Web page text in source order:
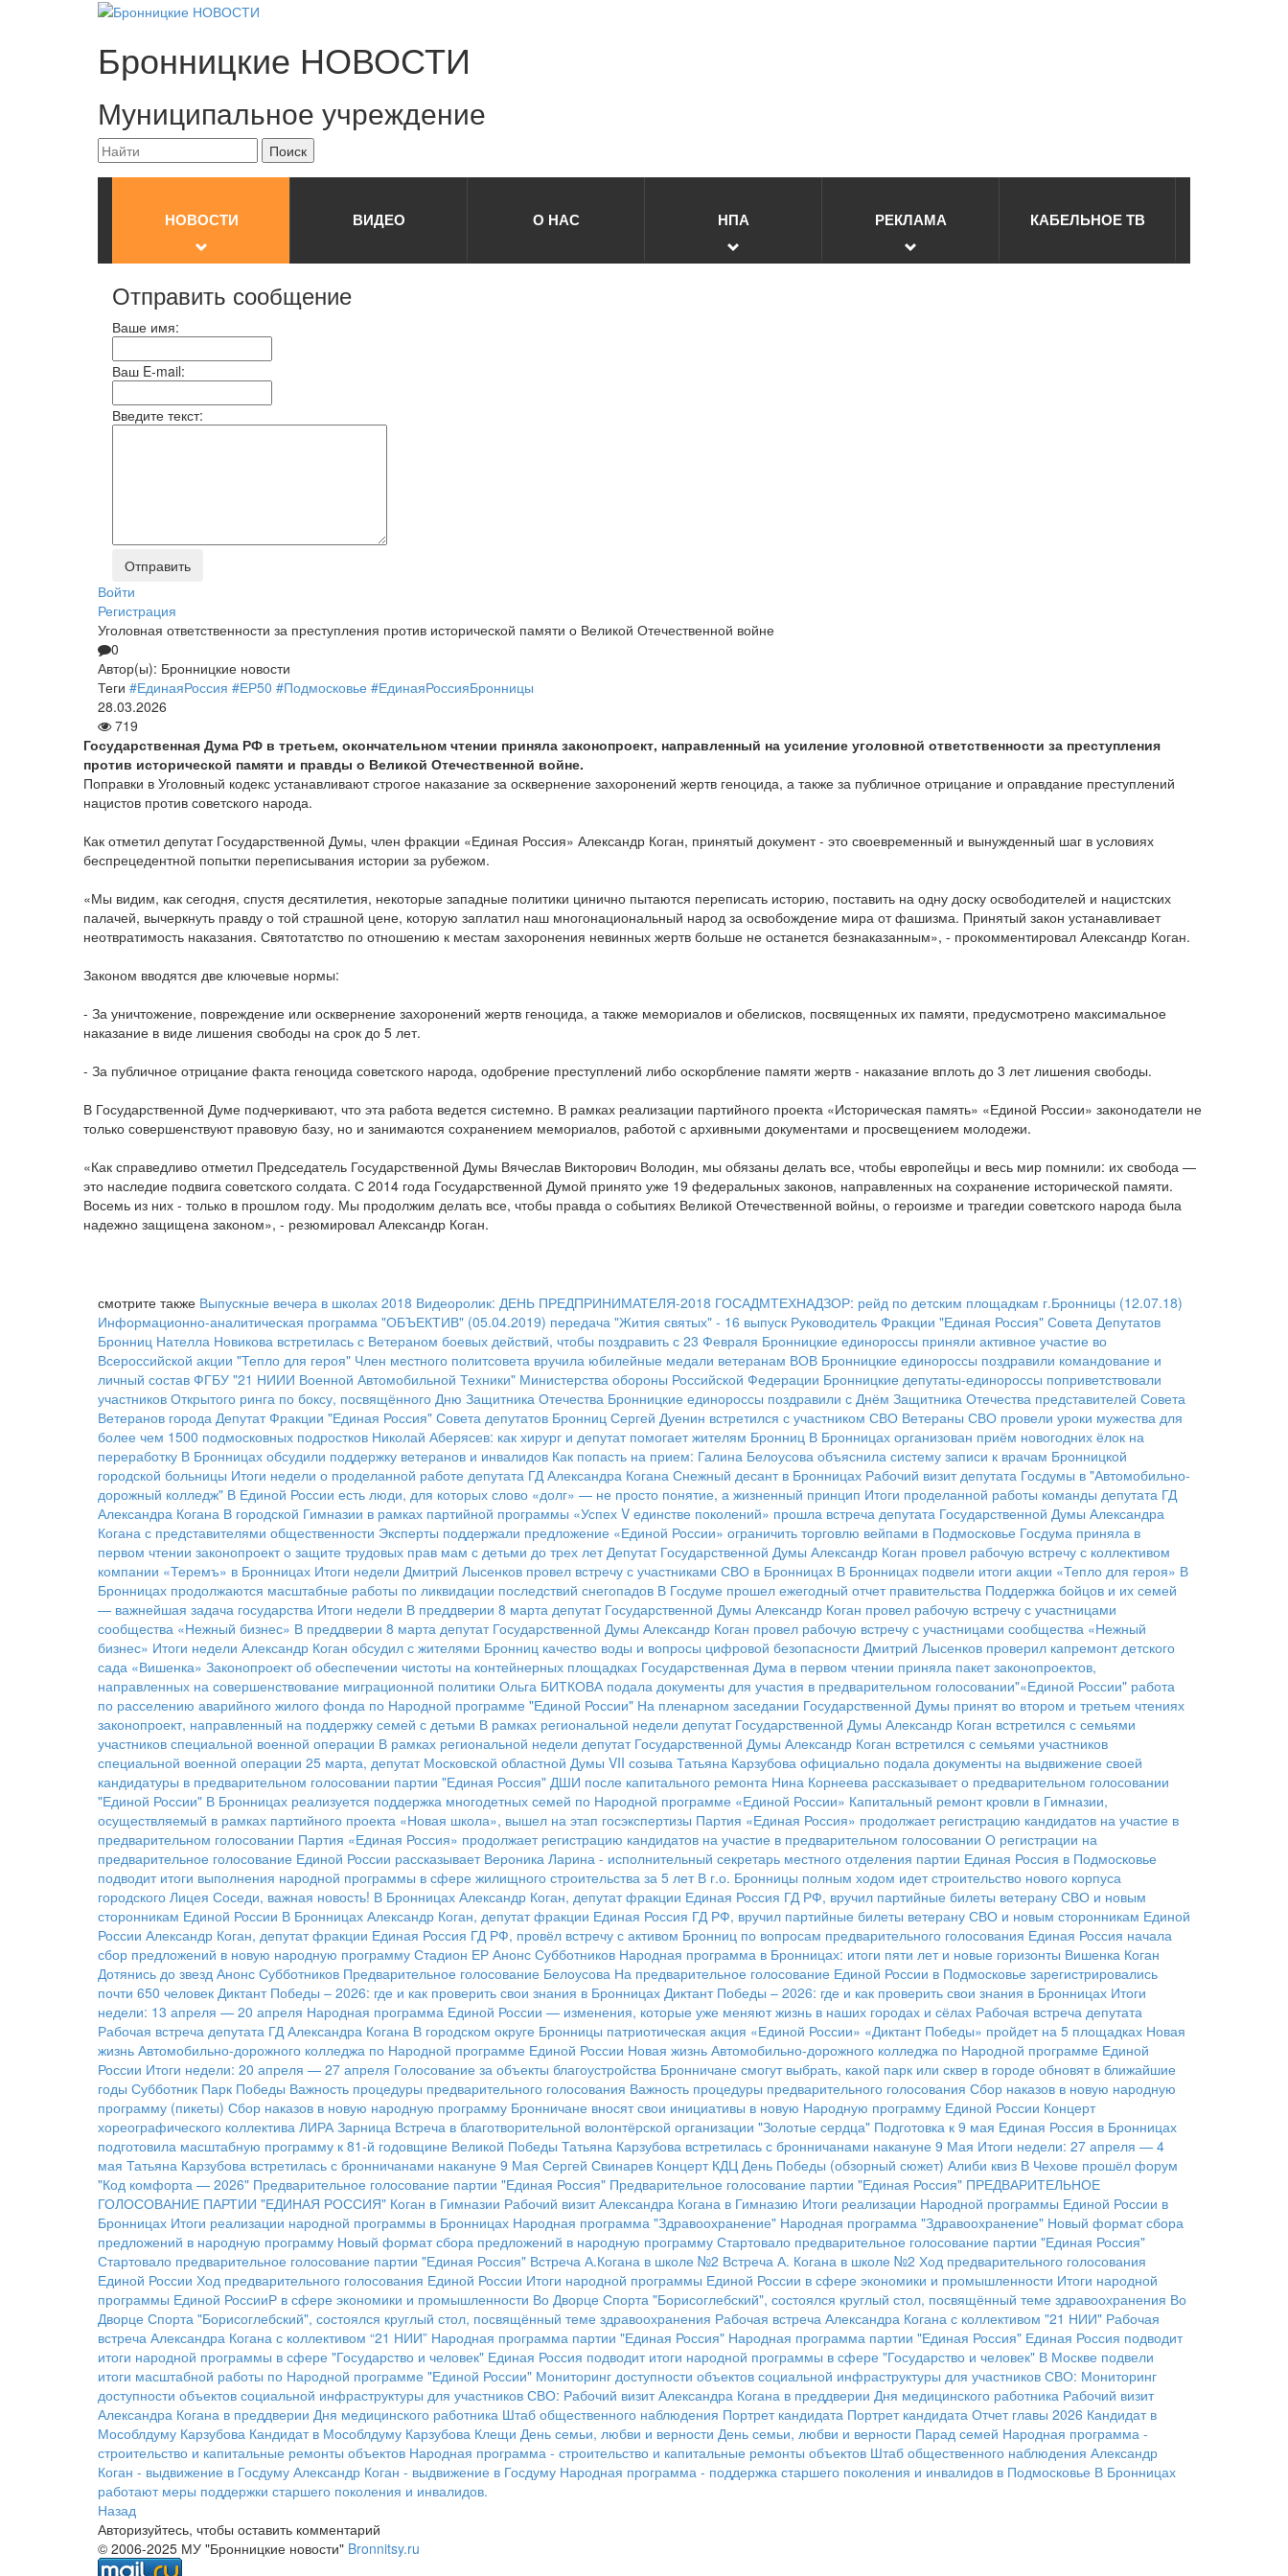
Бронницкие НОВОСТИ
Муниципальное учреждение
НОВОСТИ ВИДЕО О НАС НПА РЕКЛАМА КАБЕЛЬНОЕ ТВ
Отправить сообщение
Ваше имя:
Ваш E-mail:
Введите текст:
Войти
Регистрация
Уголовная ответственности за преступления против исторической памяти о Великой Отечественной войне
0
Автор(ы): Бронницкие новости
Теги #ЕдинаяРоссия #ЕР50 #Подмосковье #ЕдинаяРоссияБронницы
28.03.2026
719
Государственная Дума РФ в третьем, окончательном чтении приняла законопроект, направленный на усиление уголовной ответственности за преступления
против исторической памяти и правды о Великой Отечественной войне.
Поправки в Уголовный кодекс устанавливают строгое наказание за осквернение захоронений жертв геноцида, а также за публичное отрицание и оправдание преступлений
нацистов против советского народа.
Как отметил депутат Государственной Думы, член фракции «Единая Россия» Александр Коган, принятый документ - это своевременный и вынужденный шаг в условиях
беспрецедентной попытки переписывания истории за рубежом.
«Мы видим, как сегодня, спустя десятилетия, некоторые западные политики цинично пытаются переписать историю, поставить на одну доску освободителей и нацистских
палачей, вычеркнуть правду о той страшной цене, которую заплатил наш многонациональный народ за освобождение мира от фашизма. Принятый закон устанавливает
неотвратимость наказания. Святотатство по отношению к местам захоронения невинных жертв больше не останется безнаказанным», - прокомментировал Александр Коган.
Законом вводятся две ключевые нормы:
- За уничтожение, повреждение или осквернение захоронений жертв геноцида, а также мемориалов и обелисков, посвященных их памяти, предусмотрено максимальное
наказание в виде лишения свободы на срок до 5 лет.
- За публичное отрицание факта геноцида советского народа, одобрение преступлений либо оскорбление памяти жертв - наказание вплоть до 3 лет лишения свободы.
В Государственной Думе подчеркивают, что эта работа ведется системно. В рамках реализации партийного проекта «Историческая память» «Единой России» законодатели не
только совершенствуют правовую базу, но и занимаются сохранением мемориалов, работой с архивными документами и просвещением молодежи.
«Как справедливо отметил Председатель Государственной Думы Вячеслав Викторович Володин, мы обязаны делать все, чтобы европейцы и весь мир помнили: их свобода —
это наследие подвига советского солдата. С 2014 года Государственной Думой принято уже 19 федеральных законов, направленных на сохранение исторической памяти.
Восемь из них - только в прошлом году. Мы продолжим делать все, чтобы правда о событиях Великой Отечественной войны, о героизме и трагедии советского народа была
надежно защищена законом», - резюмировал Александр Коган.
смотрите также Выпускные вечера в школах 2018 Видеоролик: ДЕНЬ ПРЕДПРИНИМАТЕЛЯ-2018 ГОСАДМТЕХНАДЗОР: рейд по детским площадкам г.Бронницы (12.07.18)
Информационно-аналитическая программа "ОБЪЕКТИВ" (05.04.2019) передача "Жития святых" - 16 выпуск Руководитель Фракции "Единая Россия" Совета Депутатов
Бронниц Нателла Новикова встретилась с Ветераном боевых действий, чтобы поздравить с 23 Февраля Бронницкие единороссы приняли активное участие во
Всероссийской акции "Тепло для героя" Член местного политсовета вручила юбилейные медали ветеранам ВОВ Бронницкие единороссы поздравили командование и
личный состав ФГБУ "21 НИИИ Военной Автомобильной Техники" Министерства обороны Российской Федерации Бронницкие депутаты-единороссы поприветствовали
участников Открытого ринга по боксу, посвящённого Дню Защитника Отечества Бронницкие единороссы поздравили с Днём Защитника Отечества представителей Совета
Ветеранов города Депутат Фракции "Единая Россия" Совета депутатов Бронниц Сергей Дуенин встретился с участником СВО Ветераны СВО провели уроки мужества для
более чем 1500 подмосковных подростков Николай Аберясев: как хирург и депутат помогает жителям Бронниц В Бронницах организован приём новогодних ёлок на
переработку В Бронницах обсудили поддержку ветеранов и инвалидов Как попасть на прием: Галина Белоусова объяснила систему записи к врачам Бронницкой
городской больницы Итоги недели о проделанной работе депутата ГД Александра Когана Снежный десант в Бронницах Рабочий визит депутата Госдумы в "Автомобильно-
дорожный колледж" В Единой России есть люди, для которых слово «долг» — не просто понятие, а жизненный принцип Итоги проделанной работы команды депутата ГД
Александра Когана В городской Гимназии в рамках партийной программы «Успех V единстве поколений» прошла встреча депутата Государственной Думы Александра
Когана с представителями общественности Эксперты поддержали предложение «Единой России» ограничить торговлю вейпами в Подмосковье Госдума приняла в
первом чтении законопроект о защите трудовых прав мам с детьми до трех лет Депутат Государственной Думы Александр Коган провел рабочую встречу с коллективом
компании «Теремъ» в Бронницах Итоги недели Дмитрий Лысенков провел встречу с участниками СВО в Бронницах В Бронницах подвели итоги акции «Тепло для героя» В
Бронницах продолжаются масштабные работы по ликвидации последствий снегопадов В Госдуме прошел ежегодный отчет правительства Поддержка бойцов и их семей
— важнейшая задача государства Итоги недели В преддверии 8 марта депутат Государственной Думы Александр Коган провел рабочую встречу с участницами
сообщества «Нежный бизнес» В преддверии 8 марта депутат Государственной Думы Александр Коган провел рабочую встречу с участницами сообщества «Нежный
бизнес» Итоги недели Александр Коган обсудил с жителями Бронниц качество воды и вопросы цифровой безопасности Дмитрий Лысенков проверил капремонт детского
сада «Вишенка» Законопроект об обеспечении чистоты на контейнерных площадках Государственная Дума в первом чтении приняла пакет законопроектов,
направленных на совершенствование миграционной политики Ольга БИТКОВА подала документы для участия в предварительном голосовании"«Единой России" работа
по расселению аварийного жилого фонда по Народной программе "Единой России" На пленарном заседании Государственной Думы принят во втором и третьем чтениях
законопроект, направленный на поддержку семей с детьми В рамках региональной недели депутат Государственной Думы Александр Коган встретился с семьями
участников специальной военной операции В рамках региональной недели депутат Государственной Думы Александр Коган встретился с семьями участников
специальной военной операции 25 марта, депутат Московской областной Думы VII созыва Татьяна Карзубова официально подала документы на выдвижение своей
кандидатуры в предварительном голосовании партии "Единая Россия" ДШИ после капитального ремонта Нина Корнеева рассказывает о предварительном голосовании
"Единой России" В Бронницах реализуется поддержка многодетных семей по Народной программе «Единой России» Капитальный ремонт кровли в Гимназии,
осуществляемый в рамках партийного проекта «Новая школа», вышел на этап госэкспертизы Партия «Единая Россия» продолжает регистрацию кандидатов на участие в
предварительном голосовании Партия «Единая Россия» продолжает регистрацию кандидатов на участие в предварительном голосовании О регистрации на
предварительное голосование Единой России рассказывает Вероника Ларина - исполнительный секретарь местного отделения партии Единая Россия в Подмосковье
подводит итоги выполнения народной программы в сфере жилищного строительства за 5 лет В г.о. Бронницы полным ходом идет строительство нового корпуса
городского Лицея Соседи, важная новость! В Бронницах Александр Коган, депутат фракции Единая Россия ГД РФ, вручил партийные билеты ветерану СВО и новым
сторонникам Единой России В Бронницах Александр Коган, депутат фракции Единая Россия ГД РФ, вручил партийные билеты ветерану СВО и новым сторонникам Единой
России Александр Коган, депутат фракции Единая Россия ГД РФ, провёл встречу с активом Бронниц по вопросам предварительного голосования Единая Россия начала
сбор предложений в новую народную программу Стадион ЕР Анонс Субботников Народная программа в Бронницах: итоги пяти лет и новые горизонты Вишенка Коган
Дотянись до звезд Анонс Субботников Предварительное голосование Белоусова На предварительное голосование Единой России в Подмосковье зарегистрировались
почти 650 человек Диктант Победы – 2026: где и как проверить свои знания в Бронницах Диктант Победы – 2026: где и как проверить свои знания в Бронницах Итоги
недели: 13 апреля — 20 апреля Народная программа Единой России — изменения, которые уже меняют жизнь в наших городах и сёлах Рабочая встреча депутата
Рабочая встреча депутата ГД Александра Когана В городском округе Бронницы патриотическая акция «Единой России» «Диктант Победы» пройдет на 5 площадках Новая
жизнь Автомобильно-дорожного колледжа по Народной программе Единой России Новая жизнь Автомобильно-дорожного колледжа по Народной программе Единой
России Итоги недели: 20 апреля — 27 апреля Голосование за объекты благоустройства Бронничане смогут выбрать, какой парк или сквер в городе обновят в ближайшие
годы Субботник Парк Победы Важность процедуры предварительного голосования Важность процедуры предварительного голосования Сбор наказов в новую народную
программу (пикеты) Сбор наказов в новую народную программу Бронничане вносят свои инициативы в новую Народную программу Единой России Концерт
хореографического коллектива ЛИРА Зарница Встреча в благотворительной волонтёрской организации "Золотые сердца" Подготовка к 9 мая Единая Россия в Бронницах
подготовила масштабную программу к 81-й годовщине Великой Победы Татьяна Карзубова встретилась с бронничанами накануне 9 Мая Итоги недели: 27 апреля — 4
мая Татьяна Карзубова встретилась с бронничанами накануне 9 Мая Сергей Свинарев Концерт КДЦ День Победы (обзорный сюжет) Алиби квиз В Чехове прошёл форум
"Код комфорта — 2026" Предварительное голосование партии "Единая Россия" Предварительное голосование партии "Единая Россия" ПРЕДВАРИТЕЛЬНОЕ
ГОЛОСОВАНИЕ ПАРТИИ "ЕДИНАЯ РОССИЯ" Коган в Гимназии Рабочий визит Александра Когана в Гимназию Итоги реализации Народной программы Единой России в
Бронницах Итоги реализации народной программы в Бронницах Народная программа "Здравоохранение" Народная программа "Здравоохранение" Новый формат сбора
предложений в народную программу Новый формат сбора предложений в народную программу Стартовало предварительное голосование партии "Единая Россия"
Стартовало предварительное голосование партии "Единая Россия" Встреча А.Когана в школе №2 Встреча А. Когана в школе №2 Ход предварительного голосования
Единой России Ход предварительного голосования Единой России Итоги народной программы Единой России в сфере экономики и промышленности Итоги народной
программы Единой РоссииР в сфере экономики и промышленности Во Дворце Спорта "Борисоглебский", состоялся круглый стол, посвящённый теме здравоохранения Во
Дворце Спорта "Борисоглебский", состоялся круглый стол, посвящённый теме здравоохранения Рабочая встреча Александра Когана с коллективом "21 НИИ" Рабочая
встреча Александра Когана с коллективом “21 НИИ” Народная программа партии "Единая Россия" Народная программа партии "Единая Россия" Единая Россия подводит
итоги народной программы в сфере "Государство и человек" Единая Россия подводит итоги народной программы в сфере "Государство и человек" В Москве подвели
итоги масштабной работы по Народной программе "Единой России" Мониторинг доступности объектов социальной инфраструктуры для участников СВО: Мониторинг
доступности объектов социальной инфраструктуры для участников СВО: Рабочий визит Александра Когана в преддверии Дня медицинского работника Рабочий визит
Александра Когана в преддверии Дня медицинского работника Штаб общественного наблюдения Портрет кандидата Портрет кандидата Отчет главы 2026 Кандидат в
Мособлдуму Карзубова Кандидат в Мособлдуму Карзубова Клещи День семьи, любви и верности День семьи, любви и верности Парад семей Народная программа -
строительство и капитальные ремонты объектов Народная программа - строительство и капитальные ремонты объектов Штаб общественного наблюдения Александр
Коган - выдвижение в Госдуму Александр Коган - выдвижение в Госдуму Народная программа - поддержка старшего поколения и инвалидов в Подмосковье В Бронницах
работают меры поддержки старшего поколения и инвалидов.
Назад
Авторизуйтесь, чтобы оставить комментарий
© 2006-2025 МУ "Бронницкие новости" Bronnitsy.ru